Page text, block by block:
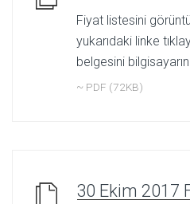
Fiyat listesini
yukarıdaki linke
belgesini
~ PDF (72KB)
30 Ekim 2017